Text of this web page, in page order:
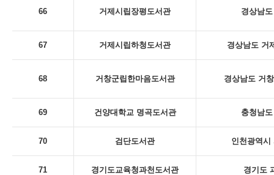
66 거제시립장평도서관 경상남
67 거제시립하청도서관 경상남도 거
68 거창군립한마음도서관 경상남도 거
69 건양대학교 명곡도서관 충청남
70 검단도서관 인천광역시
71 경기도교육청과천도서관 경기도